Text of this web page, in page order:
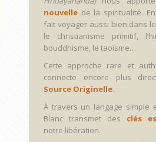
nouvelle de la spiritualité.
fait voyager aussi bien dans
le christianisme primitif,
bouddhisme, le taoïsme…
Cette approche rare et
connecte encore plus
Source Originelle.
À travers un langage simple
Blanc transmet des clés
notre libération.